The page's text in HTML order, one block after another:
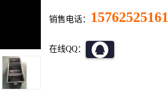
销售电话： 15762525161
在线QQ：